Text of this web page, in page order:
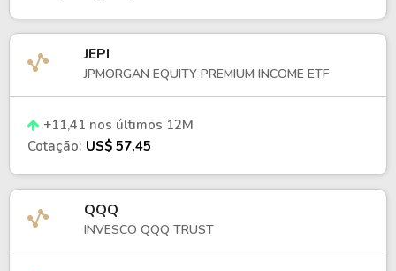
JEPI
JPMORGAN EQUITY PREMIUM INCOME ETF
+11,41 nos últimos 12M
Cotação: US$ 57,45
QQQ
INVESCO QQQ TRUST